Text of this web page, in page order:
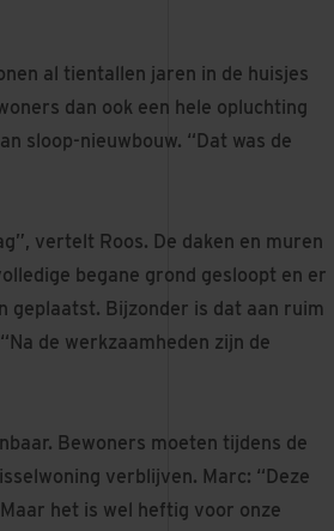
al tientallen jaren in de huisjes
dan ook een hele opluchting
sloop-nieuwbouw. “Dat was de
vertelt Roos. De daken en muren
begane grond gesloopt en er
geplaatst. Bijzonder is dat aan ruim
de werkzaamheden zijn de
Bewoners moeten tijdens de
verblijven. Marc: “Deze
het is wel heftig voor onze